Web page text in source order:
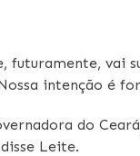
futuramente, vai
intenção é
do
Leite.